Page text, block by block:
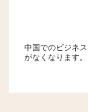
中国でのビジネ
がなくなります。